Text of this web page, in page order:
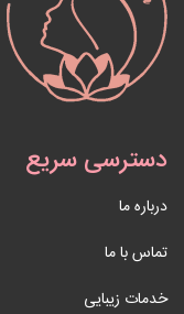
دسترسی سریع
درباره ما
تماس با ما
خدمات زیبایی